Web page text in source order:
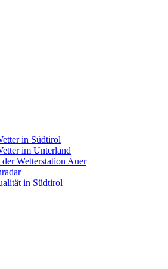
in Südtirol
im Unterland
der Wetterstation Auer
in Südtirol